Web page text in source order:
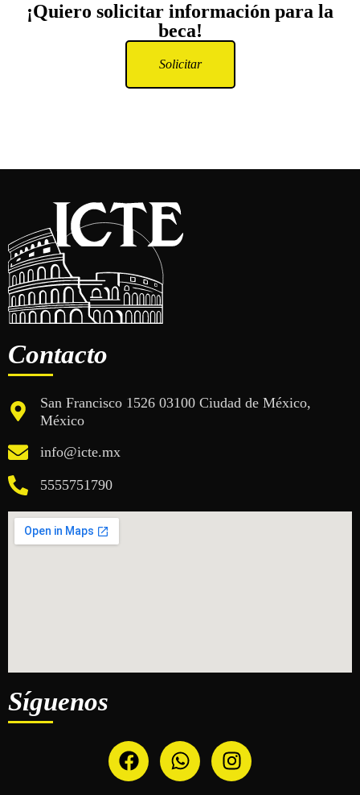
¡Quiero solicitar información para la
beca!
Solicitar
Contacto
San Francisco 1526 03100 Ciudad de México,
México
info@icte.mx
5555751790
Síguenos